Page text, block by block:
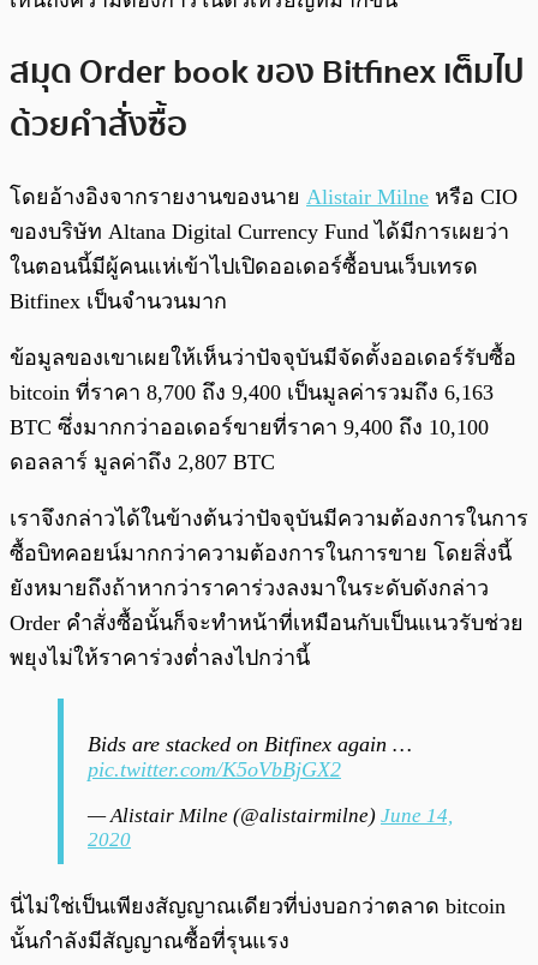
สมุด Order book ของ Bitfinex เต็มไป
ด้วยคำสั่งซื้อ
โดยอ้างอิงจากรายงานของนาย Alistair Milne หรือ CIO
ของบริษัท Altana Digital Currency Fund ได้มีการเผยว่า
ในตอนนี้มีผู้คนแห่เข้าไปเปิดออเดอร์ซื้อบนเว็บเทรด
Bitfinex เป็นจำนวนมาก
ข้อมูลของเขาเผยให้เห็นว่าปัจจุบันมีจัดตั้งออเดอร์รับซื้อ
bitcoin ที่ราคา 8,700 ถึง 9,400 เป็นมูลค่ารวมถึง 6,163
BTC ซึ่งมากกว่าออเดอร์ขายที่ราคา 9,400 ถึง 10,100
ดอลลาร์ มูลค่าถึง 2,807 BTC
เราจึงกล่าวได้ในข้างต้นว่าปัจจุบันมีความต้องการในการ
ซื้อบิทคอยน์มากกว่าความต้องการในการขาย โดยสิ่งนี้
ยังหมายถึงถ้าหากว่าราคาร่วงลงมาในระดับดังกล่าว
Order คำสั่งซื้อนั้นก็จะทำหน้าที่เหมือนกับเป็นแนวรับช่วย
พยุงไม่ให้ราคาร่วงต่ำลงไปกว่านี้
Bids are stacked on Bitfinex again …
pic.twitter.com/K5oVbBjGX2
— Alistair Milne (@alistairmilne) June 14,
2020
นี่ไม่ใช่เป็นเพียงสัญญาณเดียวที่บ่งบอกว่าตลาด bitcoin
นั้นกำลังมีสัญญาณซื้อที่รุนแรง